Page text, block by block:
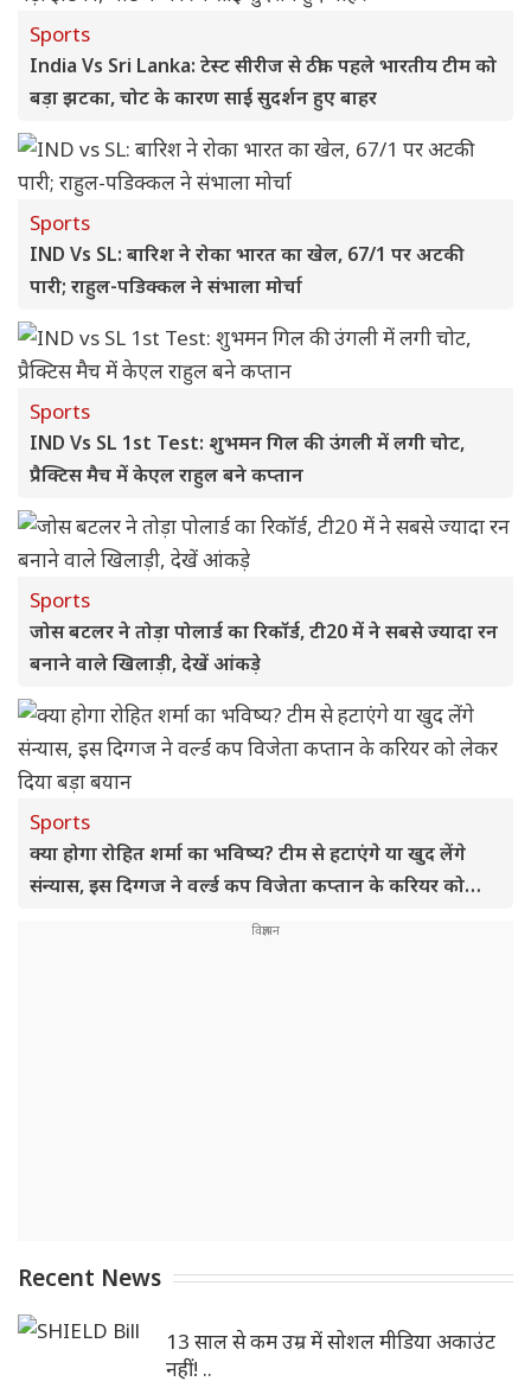
Sports
India Vs Sri Lanka: टेस्ट सीरीज से ठीक पहले भारतीय टीम को
बड़ा झटका, चोट के कारण साई सुदर्शन हुए बाहर
Sports
IND Vs SL: बारिश ने रोका भारत का खेल, 67/1 पर अटकी
पारी; राहुल-पडिक्कल ने संभाला मोर्चा
Sports
IND Vs SL 1st Test: शुभमन गिल की उंगली में लगी चोट,
प्रैक्टिस मैच में केएल राहुल बने कप्तान
Sports
जोस बटलर ने तोड़ा पोलार्ड का रिकॉर्ड, टी20 में ने सबसे ज्यादा रन
बनाने वाले खिलाड़ी, देखें आंकड़े
Sports
क्या होगा रोहित शर्मा का भविष्य? टीम से हटाएंगे या खुद लेंगे
संन्यास, इस दिग्गज ने वर्ल्ड कप विजेता कप्तान के करियर को
Recent News
13 साल से कम उम्र में सोशल मीडिया अकाउंट
नहीं! ..